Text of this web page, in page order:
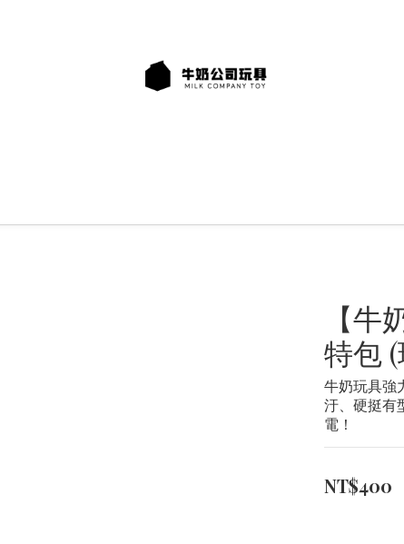
【
特包
牛奶玩具強
汙、硬挺有
電！
NT$400